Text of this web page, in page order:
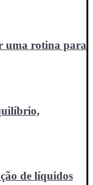
uma rotina para
de líquidos